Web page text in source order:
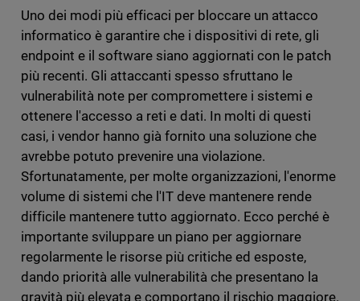
Uno dei modi più efficaci per bloccare un attacco
informatico è garantire che i dispositivi di rete, gli
endpoint e il software siano aggiornati con le patch
più recenti. Gli attaccanti spesso sfruttano le
vulnerabilità note per compromettere i sistemi e
ottenere l'accesso a reti e dati. In molti di questi
casi, i vendor hanno già fornito una soluzione che
avrebbe potuto prevenire una violazione.
Sfortunatamente, per molte organizzazioni, l'enorme
volume di sistemi che l'IT deve mantenere rende
difficile mantenere tutto aggiornato. Ecco perché è
importante sviluppare un piano per aggiornare
regolarmente le risorse più critiche ed esposte,
dando priorità alle vulnerabilità che presentano la
gravità più elevata e comportano il rischio maggiore.